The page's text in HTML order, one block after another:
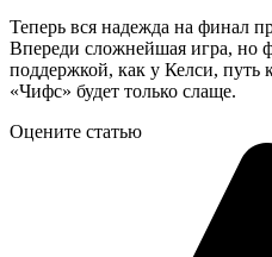
Теперь вся надежда на финал
Впереди сложнейшая игра, но
поддержкой, как у Келси, путь
«Чифс» будет только слаще.
Оцените статью